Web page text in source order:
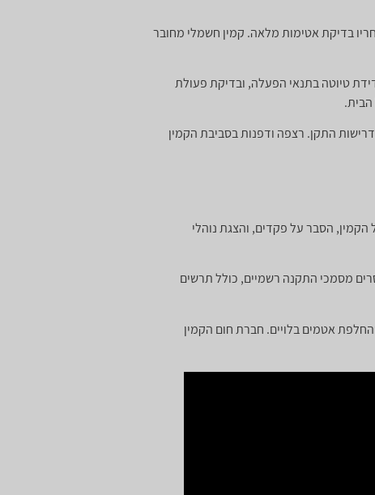
בדיקת אטימות מלאה. קמין חשמלי מחובר
טיוטה בתנאי הפעלה, ובדיקת פעולת
התקן. רצפה ודפנות בסביבת הקמין
הסבר על פקדים, והצגת נוהלי
מסמכי התקנה רשמיים, כולל תרשים
אטמים בלויים. חברת חום הקמין